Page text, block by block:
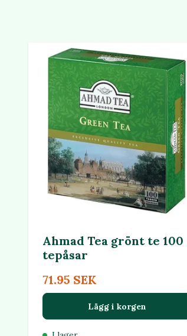
Ahmad Tea grönt te 100
tepåsar
71.95 SEK
Lägg i korgen